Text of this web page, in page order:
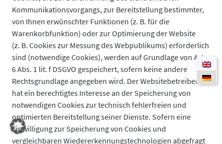
Kommunikationsvorgangs, zur Bereitstellung bestimmter,
von Ihnen erwünschter Funktionen (z. B. für die
Warenkorbfunktion) oder zur Optimierung der Website
(z. B. Cookies zur Messung des Webpublikums) erforderlich
sind (notwendige Cookies), werden auf Grundlage von Art.
6 Abs. 1 lit. f DSGVO gespeichert, sofern keine andere
Rechtsgrundlage angegeben wird. Der Websitebetreiber
hat ein berechtigtes Interesse an der Speicherung von
notwendigen Cookies zur technisch fehlerfreien und
optimierten Bereitstellung seiner Dienste. Sofern eine
Einwilligung zur Speicherung von Cookies und
vergleichbaren Wiedererkennungstechnologien abgefragt